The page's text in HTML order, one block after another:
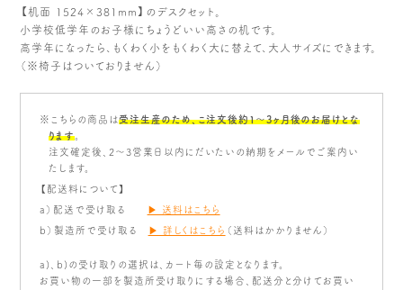
【机面 1524×381mm】のデスクセット。
小学校低学年のお子様にちょうどいい高さの机です。
高学年になったら、もくわく小をもくわく大に替えて、大人サイズにできます。
（※椅子はついておりません）
※こちらの商品は受注生産のため、こ注文後約1〜3ヶ月後のお届けとな
ります
注文確定後、2～3営業日以内にだいたいの納期をメールでご案内い
たします。
【配送料について】
a）配送で受け取る ▶ 送料はこちら
b）製造所で受け取る ▶ 詳しくはこちら （送料はかかりません）
a)、b)の受け取りの選択は、カート毎の設定となります。
お買い物の一部を製造所受け取りにする場合、配送分と分けてお買い